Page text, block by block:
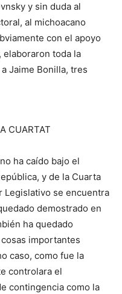
y sin duda al
al michoacano
con el apoyo
elaboraron toda la
Jaime Bonilla, tres
CUARTAT
ha caído bajo el
y de la Cuarta
Legislativo se encuentra
demostrado en
ha quedado
importantes
caso, como fue la
controlara el
contingencia como la